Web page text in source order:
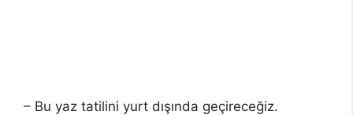
– Bu yaz tatilini yurt dışında geçireceğiz.